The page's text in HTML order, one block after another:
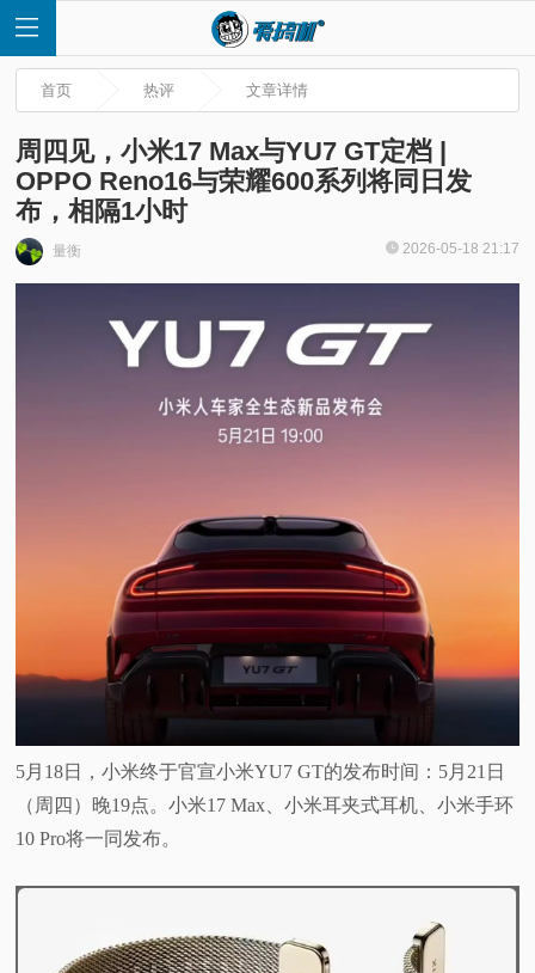
首
科
体
首页 热评 文章详情
周四见，小米17 Max与YU7 GT定档 |
OPPO Reno16与荣耀600系列将同日发
布，相隔1小时
量衡 2026-05-18 21:17
5月18日，小米终于官宣小米YU7 GT的发布时间：5月21日
（周四）晚19点。小米17 Max、小米耳夹式耳机、小米手环
10 Pro将一同发布。